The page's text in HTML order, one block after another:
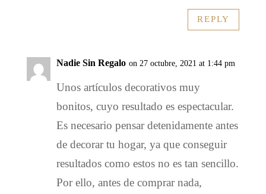
REPLY
Nadie Sin Regalo on 27 octubre, 2021 at 1:44 pm
Unos artículos decorativos muy
bonitos, cuyo resultado es espectacular.
Es necesario pensar detenidamente antes
de decorar tu hogar, ya que conseguir
resultados como estos no es tan sencillo.
Por ello, antes de comprar nada,